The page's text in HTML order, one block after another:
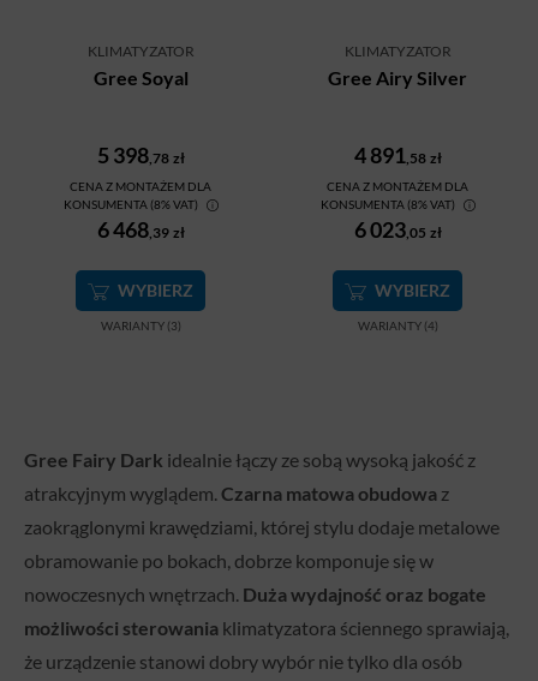
KLIMATYZATOR
Gree Soyal
5 398,78 zł
CENA Z MONTAŻEM DLA
KONSUMENTA (8% VAT)
6 468,39 zł
WYBIERZ
WARIANTY (3)
KLIMATYZATOR
Gree Airy Silver
4 891,58 zł
CENA Z MONTAŻEM DLA
KONSUMENTA (8% VAT)
6 023,05 zł
WYBIERZ
WARIANTY (4)
Gree Fairy Dark idealnie łączy ze sobą wysoką jakość z
atrakcyjnym wyglądem.Czarna matowa obudowa z
zaokrąglonymi krawędziami, której stylu dodaje metalowe
obramowanie po bokach, dobrze komponuje się w
nowoczesnych wnętrzach. Duża wydajność oraz bogate
możliwości sterowania klimatyzatora ściennego sprawiają,
że urządzenie stanowi dobry wybór nie tylko dla osób